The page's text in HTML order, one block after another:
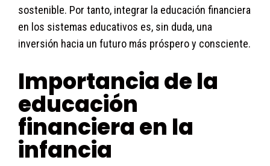
sostenible. Por tanto, integrar la educación financiera
en los sistemas educativos es, sin duda, una
inversión hacia un futuro más próspero y consciente.
Importancia de la
educación
financiera en la
infancia